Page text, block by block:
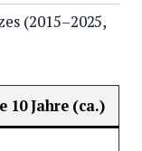
(2015–2025,
10 Jahre (ca.)